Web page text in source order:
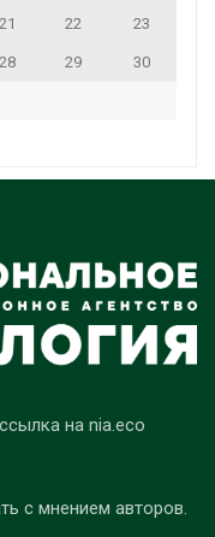
21 22 23
28 29 30
на nia.eco
с мнением авторов.